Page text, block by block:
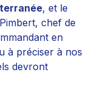
, et le
chef de
en
à préciser à nos
devront